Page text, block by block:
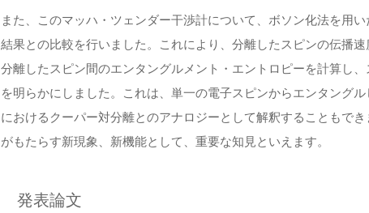
また、このマッハ・ツェンダー干渉計について、ボソン化法を用
結果との比較を行いました。これにより、分離したスピンの伝播
分離したスピン間のエンタングルメント・エントロピーを計算し
を明らかにしました。これは、単一の電子スピンからエンタング
におけるクーパー対分離とのアナロジーとして解釈することもで
がもたらす新現象、新機能として、重要な知見といえます。
発表論文